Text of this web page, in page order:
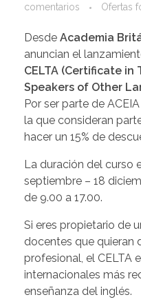
comentarios
Ofertas
Desde Academia
anuncian el
CELTA (Certificate
Speakers of Other
Por ser parte de
la que consideran
hacer un 15% de
La duración del curso
septiembre – 18
de 9.00 a 17.00.
Si eres propietario de
docentes que quieran
profesional, el CELTA
internacionales más
enseñanza del inglés.